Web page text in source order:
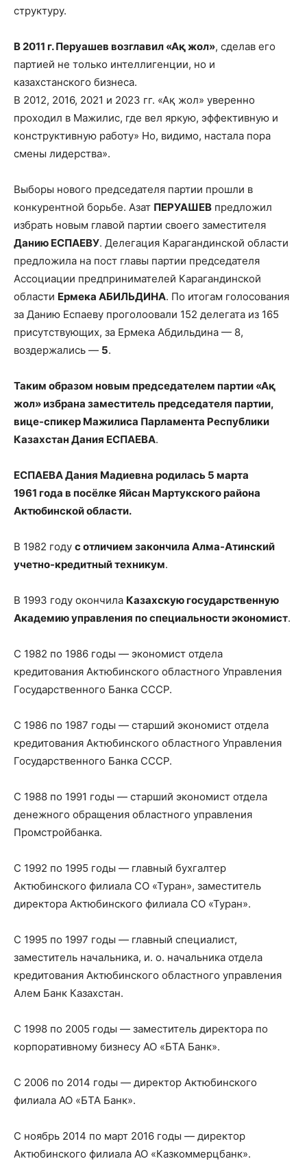
структуру.
В 2011 г. Перуашев возглавил «Ақжол», сделав его
партией не только интеллигенции, но и
казахстанского бизнеса.
В 2012, 2016, 2021 и 2023 гг. «Ақ жол» уверенно
проходил в Мажилис, где вел яркую, эффективную и
конструктивную работу» Но, видимо, настала пора
смены лидерства».
Выборы нового председателя партии прошли в
конкурентной борьбе. Азат ПЕРУАШЕВ предложил
избрать новым главой партии своего заместителя
Данию ЕСПАЕВУ. Делегация Карагандинской области
предложила на пост главы партии председателя
Ассоциации предпринимателей Карагандинской
области Ермека АБИЛЬДИНА. По итогам голосования
за Данию Еспаеву проголоовали 152 делегата из 165
присутствующих, за Ермека Абдильдина — 8,
воздержались — 5.
Таким образом новым председателем партии «Ақ
жол» избрана заместитель председателя партии,
вице-спикер Мажилиса Парламента Республики
Казахстан Дания ЕСПАЕВА.
ЕСПАЕВА Дания Мадиевна родилась 5 марта
1961 года в посёлке Яйсан Мартукского района
Актюбинской области.
В 1982 году с отличием закончила Алма-Атинский
учетно-кредитный техникум.
В 1993 году окончила Казахскую государственную
Академию управления по специальности экономист.
С 1982 по 1986 годы — экономист отдела
кредитования Актюбинского областного Управления
Государственного Банка СССР.
С 1986 по 1987 годы — старший экономист отдела
кредитования Актюбинского областного Управления
Государственного Банка СССР.
С 1988 по 1991 годы — старший экономист отдела
денежного обращения областного управления
Промстройбанка.
С 1992 по 1995 годы — главный бухгалтер
Актюбинского филиала СО «Туран», заместитель
директора Актюбинского филиала СО «Туран».
С 1995 по 1997 годы — главный специалист,
заместитель начальника, и. о. начальника отдела
кредитования Актюбинского областного управления
Алем Банк Казахстан.
С 1998 по 2005 годы — заместитель директора по
корпоративному бизнесу АО «БТА Банк».
С 2006 по 2014 годы — директор Актюбинского
филиала АО «БТА Банк».
С ноябрь 2014 по март 2016 годы — директор
Актюбинского филиала АО «Казкоммерцбанк».